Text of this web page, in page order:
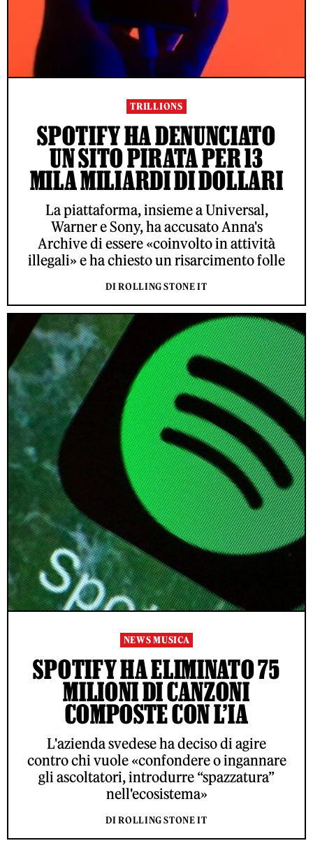
TRILLIONS
SPOTIFY HA DENUNCIATO
UN SITO PIRATA PER 13
MILA MILIARDI DI DOLLARI
La piattaforma, insieme a Universal,
Warner e Sony, ha accusato Anna's
Archive di essere «coinvolto in attività
illegali» e ha chiesto un risarcimento folle
DI ROLLING STONE IT
NEWS MUSICA
SPOTIFY HA ELIMINATO 75
MILIONI DI CANZONI
COMPOSTE CON L’IA
L'azienda svedese ha deciso di agire
contro chi vuole «confondere o ingannare
gli ascoltatori, introdurre “spazzatura”
nell'ecosistema»
DI ROLLING STONE IT